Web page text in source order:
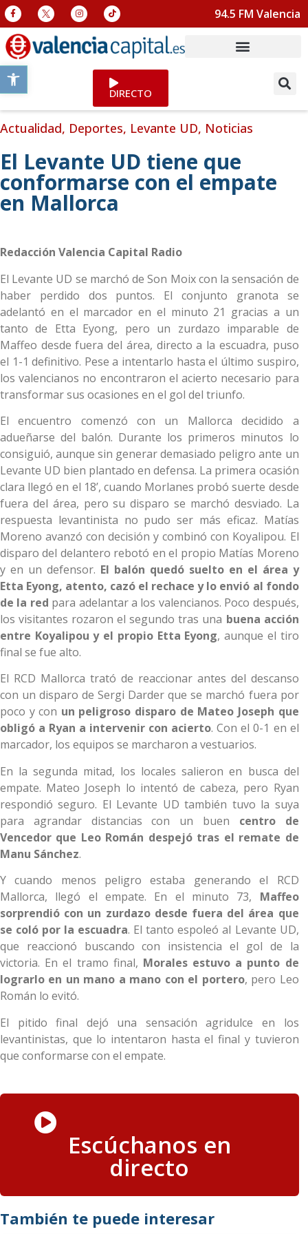
Abrir barra de herramientas
94.5 FM Valencia
DIRECTO
Actualidad, Deportes, Levante UD, Noticias
El Levante UD tiene que
conformarse con el empate
en Mallorca
Redacción Valencia Capital Radio
El Levante UD se marchó de Son Moix con la sensación de
haber perdido dos puntos. El conjunto granota se
adelantó en el marcador en el minuto 21 gracias a un
tanto de Etta Eyong, pero un zurdazo imparable de
Maffeo desde fuera del área, directo a la escuadra, puso
el 1-1 definitivo. Pese a intentarlo hasta el último suspiro,
los valencianos no encontraron el acierto necesario para
transformar sus ocasiones en el gol del triunfo.
El encuentro comenzó con un Mallorca decidido a
adueñarse del balón. Durante los primeros minutos lo
consiguió, aunque sin generar demasiado peligro ante un
Levante UD bien plantado en defensa. La primera ocasión
clara llegó en el 18’, cuando Morlanes probó suerte desde
fuera del área, pero su disparo se marchó desviado. La
respuesta levantinista no pudo ser más eficaz. Matías
Moreno avanzó con decisión y combinó con Koyalipou. El
disparo del delantero rebotó en el propio Matías Moreno
y en un defensor. El balón quedó suelto en el área y
Etta Eyong, atento, cazó el rechace y lo envió al fondo
de la red para adelantar a los valencianos. Poco después,
los visitantes rozaron el segundo tras una buena acción
entre Koyalipou y el propio Etta Eyong, aunque el tiro
final se fue alto.
El RCD Mallorca trató de reaccionar antes del descanso
con un disparo de Sergi Darder que se marchó fuera por
poco y con un peligroso disparo de Mateo Joseph que
obligó a Ryan a intervenir con acierto. Con el 0-1 en el
marcador, los equipos se marcharon a vestuarios.
En la segunda mitad, los locales salieron en busca del
empate. Mateo Joseph lo intentó de cabeza, pero Ryan
respondió seguro. El Levante UD también tuvo la suya
para agrandar distancias con un buen centro de
Vencedor que Leo Román despejó tras el remate de
Manu Sánchez.
Y cuando menos peligro estaba generando el RCD
Mallorca, llegó el empate. En el minuto 73, Maffeo
sorprendió con un zurdazo desde fuera del área que
se coló por la escuadra. El tanto espoleó al Levante UD,
que reaccionó buscando con insistencia el gol de la
victoria. En el tramo final, Morales estuvo a punto de
lograrlo en un mano a mano con el portero, pero Leo
Román lo evitó.
El pitido final dejó una sensación agridulce en los
levantinistas, que lo intentaron hasta el final y tuvieron
que conformarse con el empate.
Escúchanos en
directo
También te puede interesar